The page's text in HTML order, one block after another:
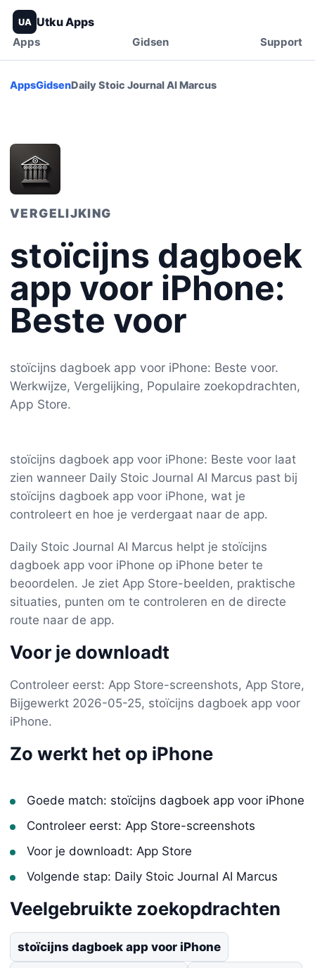
UA Utku Apps
Apps Gidsen Support
AppsGidsenDaily Stoic Journal AI Marcus
VERGELIJKING
stoïcijns dagboek
app voor iPhone:
Beste voor
stoïcijns dagboek app voor iPhone: Beste voor.
Werkwijze, Vergelijking, Populaire zoekopdrachten,
App Store.
stoïcijns dagboek app voor iPhone: Beste voor laat
zien wanneer Daily Stoic Journal AI Marcus past bij
stoïcijns dagboek app voor iPhone, wat je
controleert en hoe je verdergaat naar de app.
Daily Stoic Journal AI Marcus helpt je stoïcijns
dagboek app voor iPhone op iPhone beter te
beoordelen. Je ziet App Store-beelden, praktische
situaties, punten om te controleren en de directe
route naar de app.
Voor je downloadt
Controleer eerst: App Store-screenshots, App Store,
Bijgewerkt 2026-05-25, stoïcijns dagboek app voor
iPhone.
Zo werkt het op iPhone
Goede match: stoïcijns dagboek app voor iPhone
Controleer eerst: App Store-screenshots
Voor je downloadt: App Store
Volgende stap: Daily Stoic Journal AI Marcus
Veelgebruikte zoekopdrachten
stoïcijns dagboek app voor iPhone